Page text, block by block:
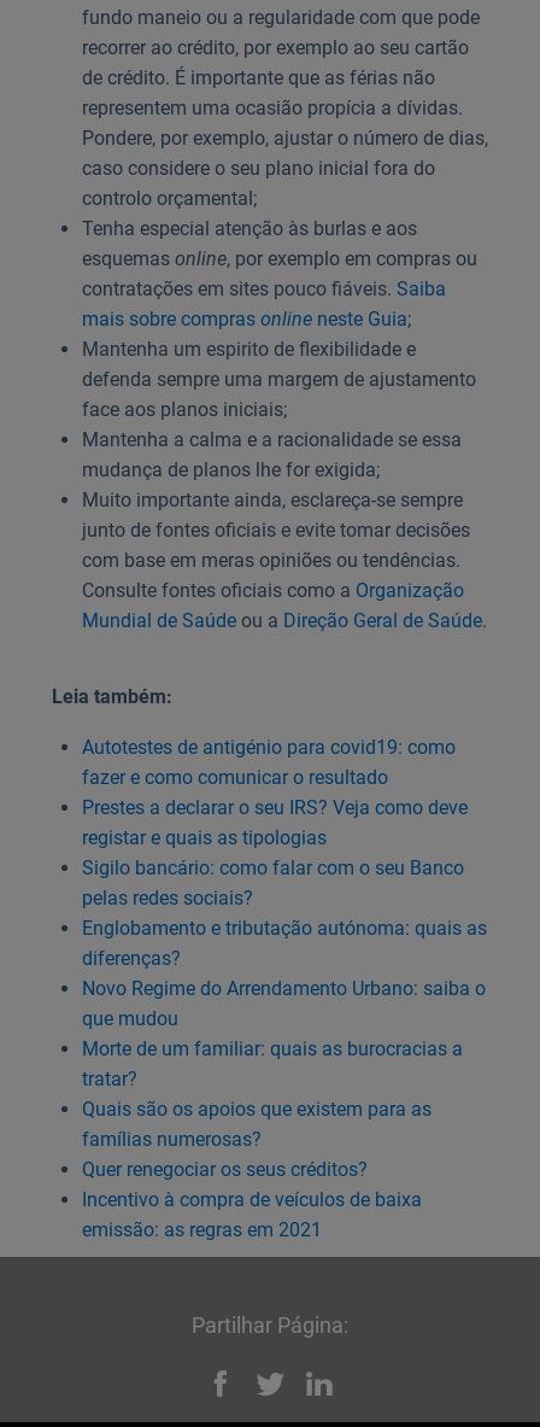
fundo maneio ou a regularidade com que pode
recorrer ao crédito, por exemplo ao seu cartão
de crédito. É importante que as férias não
representem uma ocasião propícia a dívidas.
Pondere, por exemplo, ajustar o número de dias,
caso considere o seu plano inicial fora do
controlo orçamental;
Tenha especial atenção às burlas e aos
esquemas online, por exemplo em compras ou
contratações em sites pouco fiáveis. Saiba
mais sobre compras onlineneste Guia;
Mantenha um espirito de flexibilidade e
defenda sempre uma margem de ajustamento
face aos planos iniciais;
Mantenha a calma e a racionalidade se essa
mudança de planos lhe for exigida;
Muito importante ainda, esclareça-se sempre
junto de fontes oficiais e evite tomar decisões
com base em meras opiniões ou tendências.
Consulte fontes oficiais como a Organização
Mundial de Saúdeou a Direção Geral de Saúde.
Leia também:
Autotestes de antigénio para covid19: como
fazer e como comunicar o resultado
Prestes a declarar o seu IRS? Veja como deve
registar e quais as tipologias
Sigilo bancário: como falar com o seu Banco
pelas redes sociais?
Englobamento e tributação autónoma: quais as
diferenças?
Novo Regime do Arrendamento Urbano: saiba o
que mudou
Morte de um familiar: quais as burocracias a
tratar?
Quais são os apoios que existem para as
famílias numerosas?
Quer renegociar os seus créditos?
Incentivo à compra de veículos de baixa
emissão: as regras em 2021
Partilhar Página:
Facebook
Twitter